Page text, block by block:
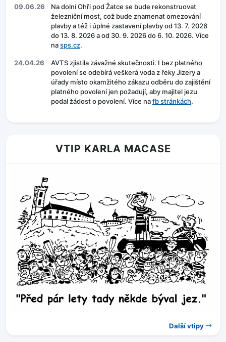
09.06.26
Na dolní Ohři pod Žatce se bude rekonstruovat
železniční most, což bude znamenat omezování
plavby a též i úplné zastavení plavby od 13. 7. 2026
do 13. 8. 2026 a od 30. 9. 2026 do 6. 10. 2026. Více
nasps.cz.
24.04.26
AVTS zjistila závažné skutečnosti. I bez platného
povolení se odebírá veškerá voda z řeky Jizery a
úřady místo okamžitého zákazu odběru do zajištění
platného povolení jen požadují, aby majitel jezu
podal žádost o povolení. Více nafb stránkách.
VTIP KARLA MACASE
Další vtipy